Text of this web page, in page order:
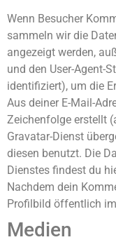
Wenn Besucher
sammeln wir die
angezeigt werden,
und den User-Agent-
identifiziert), um die
Aus deiner E-Mail-
Zeichenfolge erstellt
Gravatar-Dienst
diesen benutzt. Die
Dienstes findest du
Nachdem dein
Profilbild öffentlich
Medien